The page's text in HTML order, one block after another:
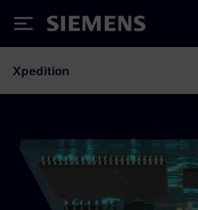
Siemens
Xpedition